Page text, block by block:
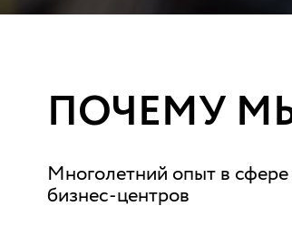
ПОЧЕМУ
Многолетний опыт в
бизнес-центров